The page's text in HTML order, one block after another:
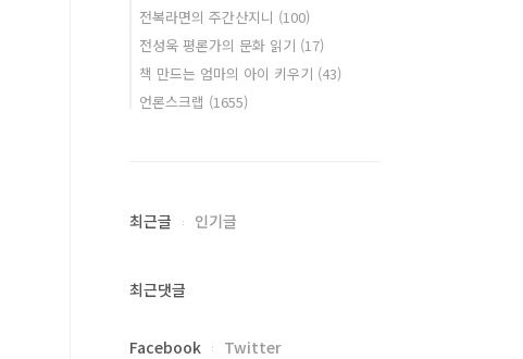
전복라면의 주간산지니 (100)
전성욱 평론가의 문화 읽기 (17)
책 만드는 엄마의 아이 키우기 (43)
언론스크랩 (1655)
최근글 인기글
최근댓글
Facebook Twitter